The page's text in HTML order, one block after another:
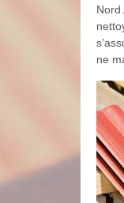
ne